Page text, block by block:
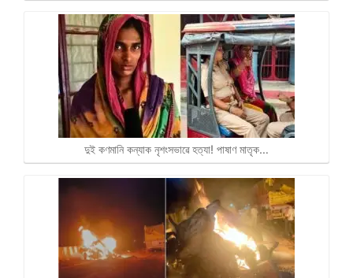
দুই কণমানি কন্যাক নৃশংসভাৱে হত্যা! পাষাণ মাতৃক…